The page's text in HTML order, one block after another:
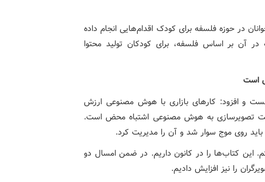
در حوزه فلسفه برای کودک اقدام‌هایی انجام داده
آن بر اساس فلسفه، برای کودکان تولید محتوا
است
و افزود: کارهای بازاری با هوش مصنوعی ارزش
تصویرسازی به هوش مصنوعی اشتباه محض است.
روی موج سوار شد و آن را مدیریت کرد.
این کتاب‌ها را در کانون داریم. در ضمن امسال دو
را نیز افزایش دادیم.